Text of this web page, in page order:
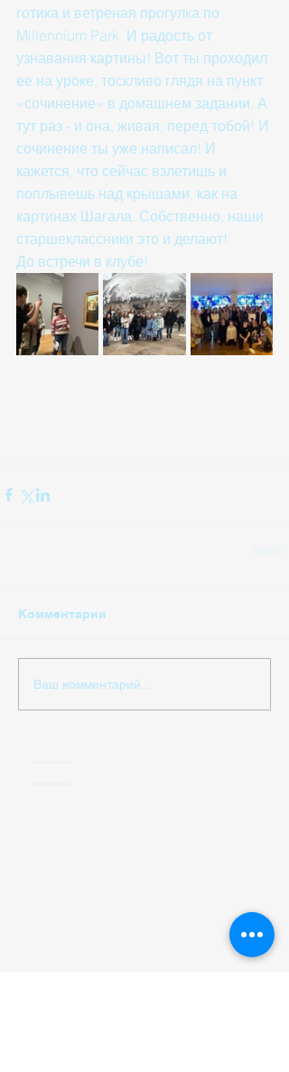
готика и ветреная прогулка по
Millennium Park. И радость от
узнавания картины! Вот ты проходил
ее на уроке, тоскливо глядя на пункт
«сочинение» в домашнем задании. А
тут раз - и она, живая, перед тобой! И
сочинение ты уже написал! И
кажется, что сейчас взлетишь и
поплывешь над крышами, как на
картинах Шагала. Собственно, наши
старшеклассники это и делают!
До встречи в клубе!
Комментарии
Ваш комментарий...